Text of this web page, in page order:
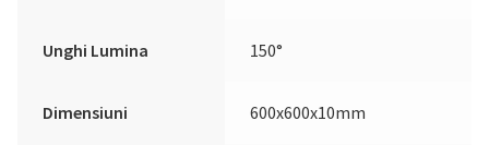
Unghi Lumina 150°
Dimensiuni 600x600x10mm